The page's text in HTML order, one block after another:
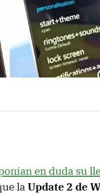
en duda su
laUpdate 2 de